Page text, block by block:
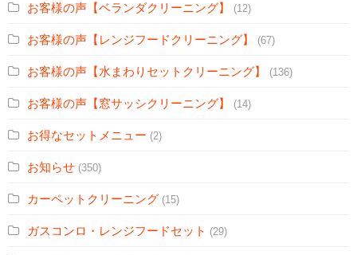
お客様の声【ベランダクリーニング】 (12)
お客様の声【レンジフードクリーニング】 (67)
お客様の声【水まわりセットクリーニング】 (136)
お客様の声【窓サッシクリーニング】 (14)
お得なセットメニュー (2)
お知らせ (350)
カーペットクリーニング (15)
ガスコンロ・レンジフードセット (29)